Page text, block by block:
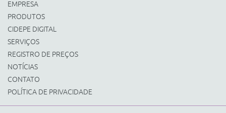
EMPRESA
PRODUTOS
CIDEPE DIGITAL
SERVIÇOS
REGISTRO DE PREÇOS
NOTÍCIAS
CONTATO
POLÍTICA DE PRIVACIDADE